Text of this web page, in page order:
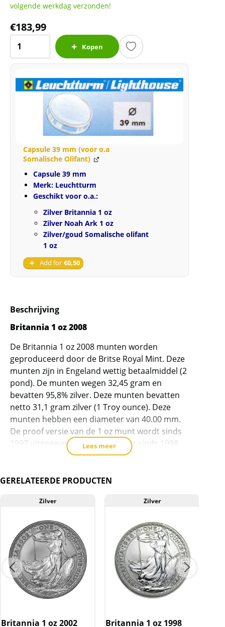
volgende werkdag verzonden!
€183,99
2008
(100.000
Kopen
Capsule 39 mm (voor o.a
Somalische Olifant)
Capsule 39 mm
Merk: Leuchtturm
Geschikt voor o.a.:
Zilver Britannia 1 oz
Zilver Noah Ark 1 oz
Zilver/goud Somalische olifant
1 oz
Add for €0,50
Beschrijving
Britannia 1 oz2008
De Britannia 1 oz 2008 munten worden
geproduceerd door de Britse Royal Mint. Deze
munten zijn in Engeland wettig betaalmiddel (2
pond). De munten wegen 32,45 gram en
bevatten 95,8% zilver. Deze munten bevatten
netto 31,1 gram zilver (1 Troy ounce). Deze
munten hebben een diameter van 40.00 mm.
De proof versie van de 1 oz munt wordt sinds
1997 uitgegeven, de bullion munt sinds 1998.
van 100.000 stuks.
Elke munt wordt geleverd in een plastic
capsule.
Kwaliteit
komen daarmee niet rechtstreeks van de
Lees meer
GERELATEERDE PRODUCTEN
Zilver
Britannia 1 oz 2002
Zilver
Britannia 1 oz 1998